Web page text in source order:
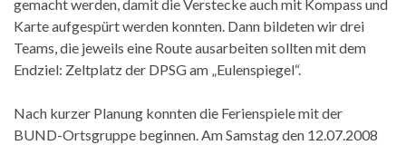
gemacht werden, damit die Verstecke auch mit Kompass und
Karte aufgespürt werden konnten. Dann bildeten wir drei
Teams, die jeweils eine Route ausarbeiten sollten mit dem
Endziel: Zeltplatz der DPSG am „Eulenspiegel“.
Nach kurzer Planung konnten die Ferienspiele mit der
BUND-Ortsgruppe beginnen. Am Samstag den 12.07.2008